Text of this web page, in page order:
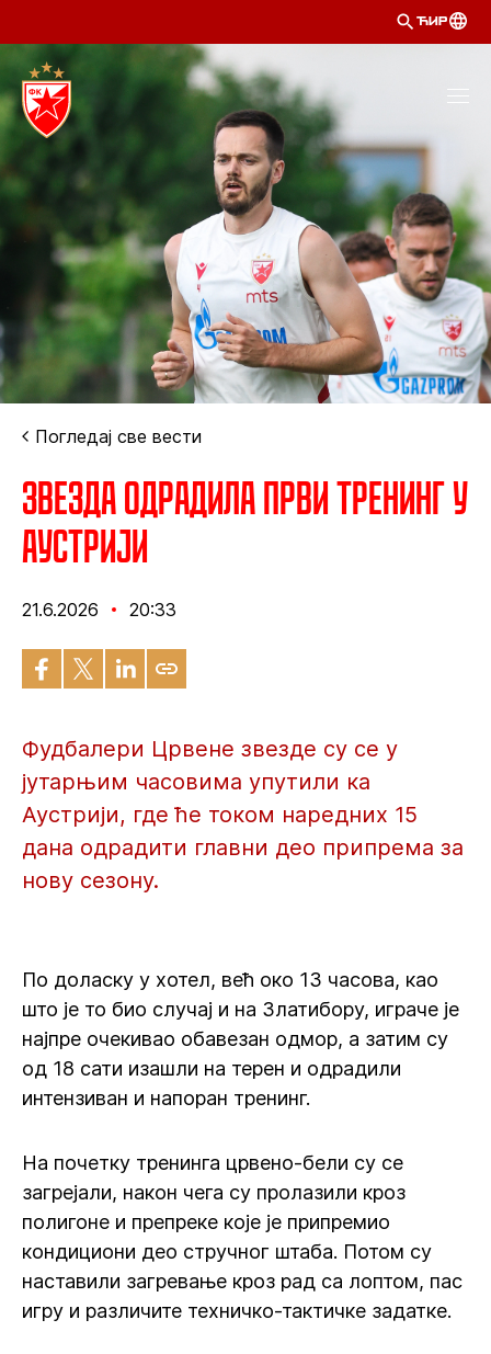
ЋИР
Погледај све вести
Звезда одрадила први тренинг у
Аустрији
21.6.2026 20:33
Фудбалери Црвене звезде су се у
јутарњим часовима упутили ка
Аустрији, где ће током наредних 15
дана одрадити главни део припрема за
нову сезону.
По доласку у хотел, већ око 13 часова, као
што је то био случај и на Златибору, играче је
најпре очекивао обавезан одмор, а затим су
од 18 сати изашли на терен и одрадили
интензиван и напоран тренинг.
На почетку тренинга црвено-бели су се
загрејали, након чега су пролазили кроз
полигоне и препреке које је припремио
кондициони део стручног штаба. Потом су
наставили загревање кроз рад са лоптом, пас
игру и различите техничко-тактичке задатке.